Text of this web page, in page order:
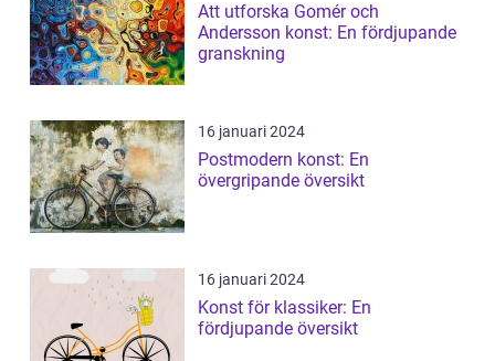
Att utforska Gomér och
Andersson konst: En fördjupande
granskning
16 januari 2024
Postmodern konst: En
övergripande översikt
16 januari 2024
Konst för klassiker: En
fördjupande översikt